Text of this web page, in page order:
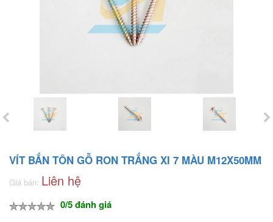
VÍT BẮN TÔN GỖ RON TRẮNG XI 7 MÀU M12X50MM
Giá bán: Liên hệ
0/5 đánh giá